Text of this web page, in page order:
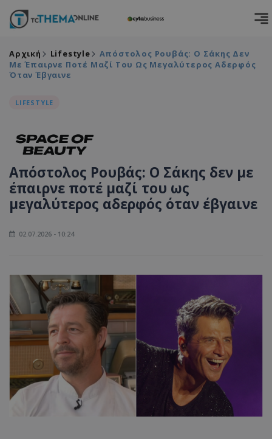
Αρχική Lifestyle
Απόστολος Ρουβάς: Ο Σάκης Δεν
Με Έπαιρνε Ποτέ Μαζί Του Ως Μεγαλύτερος Αδερφός
Όταν Έβγαινε
LIFESTYLE
Απόστολος Ρουβάς: Ο Σάκης δεν με
έπαιρνε ποτέ μαζί του ως
μεγαλύτερος αδερφός όταν έβγαινε
02.07.2026 - 10:24